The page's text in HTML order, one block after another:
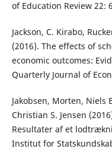
of Education Review 22:
Jackson, C. Kirabo,
(2016). The effects of
economic outcomes:
Quarterly Journal of
Jakobsen, Morten, Niels
Christian S. Jensen
Resultater af et
Institut for